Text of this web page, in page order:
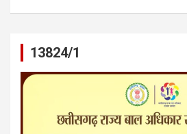
13824/1